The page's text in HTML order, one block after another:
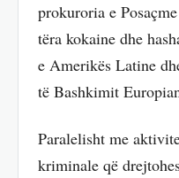
prokuroria e
tëra kokaine dhe
e Amerikës Latine
të Bashkimit
Paralelisht me
kriminale që